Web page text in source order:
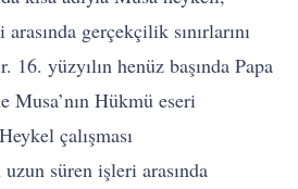
gerçekçilik sınırlarını
16. yüzyılın henüz başında Papa
Musa’nın Hükmü eseri
çalışması
süren işleri arasında